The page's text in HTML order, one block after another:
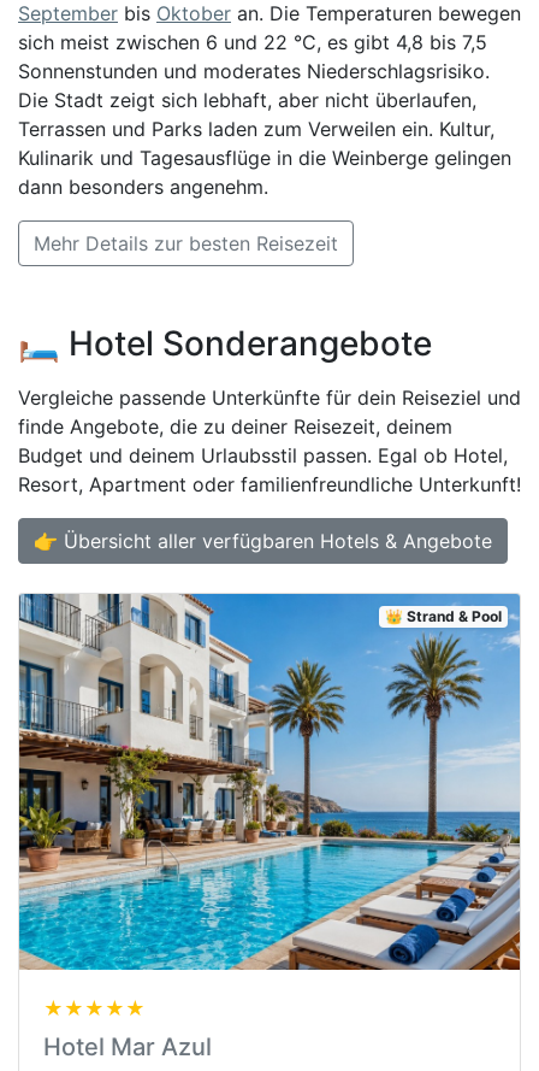
September bis Oktober an. Die Temperaturen bewegen
sich meist zwischen 6 und 22 °C, es gibt 4,8 bis 7,5
Sonnenstunden und moderates Niederschlagsrisiko.
Die Stadt zeigt sich lebhaft, aber nicht überlaufen,
Terrassen und Parks laden zum Verweilen ein. Kultur,
Kulinarik und Tagesausflüge in die Weinberge gelingen
dann besonders angenehm.
Mehr Details zur besten Reisezeit
🛏️ Hotel Sonderangebote
Vergleiche passende Unterkünfte für dein Reiseziel und
finde Angebote, die zu deiner Reisezeit, deinem
Budget und deinem Urlaubsstil passen. Egal ob Hotel,
Resort, Apartment oder familienfreundliche Unterkunft!
👉 Übersicht aller verfügbaren Hotels & Angebote
👑 Strand & Pool
★★★★★
Hotel Mar Azul